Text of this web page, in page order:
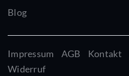
Blog
Impressum AGB Kontakt
Widerruf